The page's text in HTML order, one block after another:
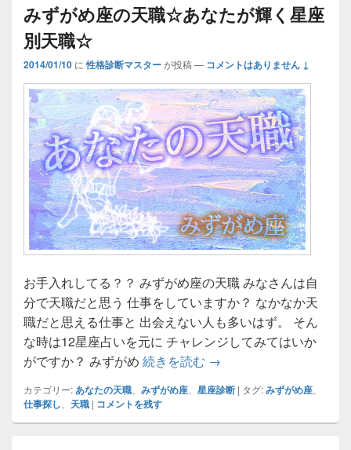
みずがめ座の天職☆あなたが輝く星座
別天職☆
2014/01/10 に 性格診断マスターが投稿 — コメントはありません ↓
お手入れしてる？？ みずがめ座の天職 みなさんは自
分で天職だと思う 仕事をしていますか？ なかなか天
職だと思える仕事と 出会えない人も多いはず。 そん
な時は12星座占いを元に チャレンジしてみてはいか
がですか？ みずがめ 続きを読む みずがめ座の天職☆あ
→
カテゴリー:あなたの天職 みずがめ座 星座診断 | タグ:みずがめ座
仕事探し 天職 | コメントを残す